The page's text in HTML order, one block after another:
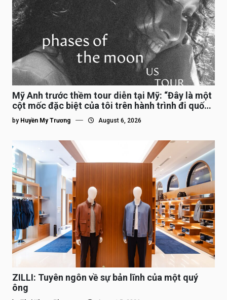
Mỹ Anh trước thềm tour diễn tại Mỹ: “Đây là một
cột mốc đặc biệt của tôi trên hành trình đi quốc
tế”
by Huyền My Trương August 6, 2026
ZILLI: Tuyên ngôn về sự bản lĩnh của một quý
ông